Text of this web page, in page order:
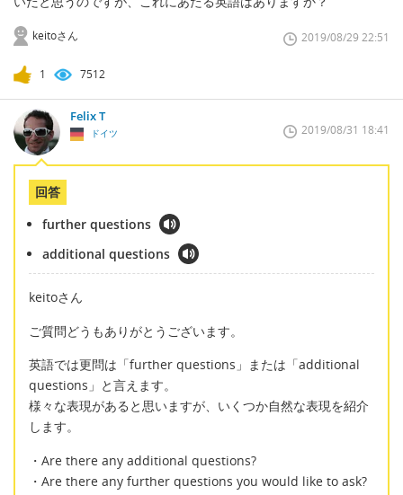
keitoさん 2019/08/29 22:51
1 7512
Felix T
ドイツ 2019/08/31 18:41
回答
further questions
additional questions
keitoさん
ご質問どうもありがとうございます。
英語では更問は「further questions」または「additional
questions」と言えます。
様々な表現があると思いますが、いくつか自然な表現を紹介
します。
・Are there any additional questions?
・Are there any further questions you would like to ask?